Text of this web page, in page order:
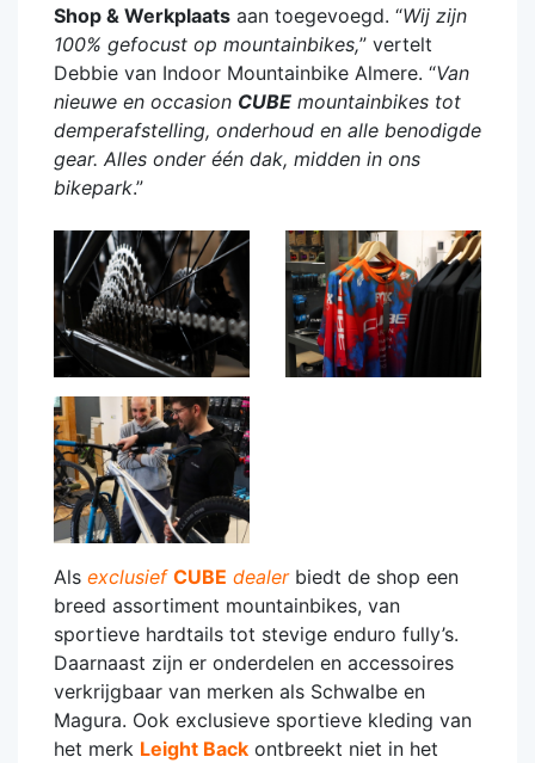
Shop & Werkplaats aan toegevoegd. “Wij zijn
100% gefocust op mountainbikes,” vertelt
Debbie van Indoor Mountainbike Almere. “Van
nieuwe en occasion CUBE mountainbikes tot
demperafstelling, onderhoud en alle benodigde
gear. Alles onder één dak, midden in ons
bikepark.”
Als exclusief CUBE dealer biedt de shop een
breed assortiment mountainbikes, van
sportieve hardtails tot stevige enduro fully’s.
Daarnaast zijn er onderdelen en accessoires
verkrijgbaar van merken als Schwalbe en
Magura. Ook exclusieve sportieve kleding van
het merk Leight Back ontbreekt niet in het